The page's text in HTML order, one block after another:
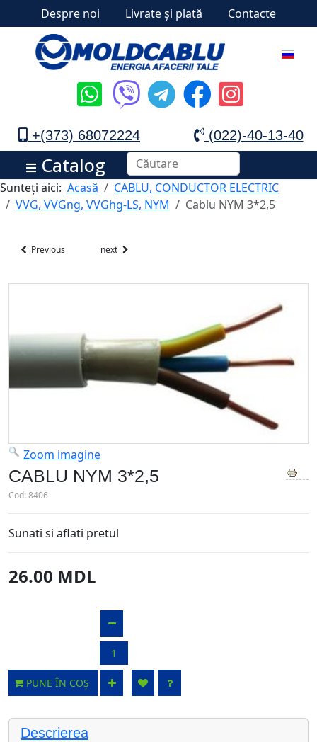
Despre noi Livrate și plată Contacte
+(373) 68072224 (022)-40-13-40
Catalog
Sunteți aici: Acasă
CABLU, CONDUCTOR ELECTRIC
VVG, VVGng, VVGhg-LS, NYM
Cablu NYM 3*2,5
Previous next
Zoom imagine
CABLU NYM 3*2,5
Cod:8406
Sunati si aflati pretul
26.00 MDL
PUNE ÎN COȘ
Descrierea